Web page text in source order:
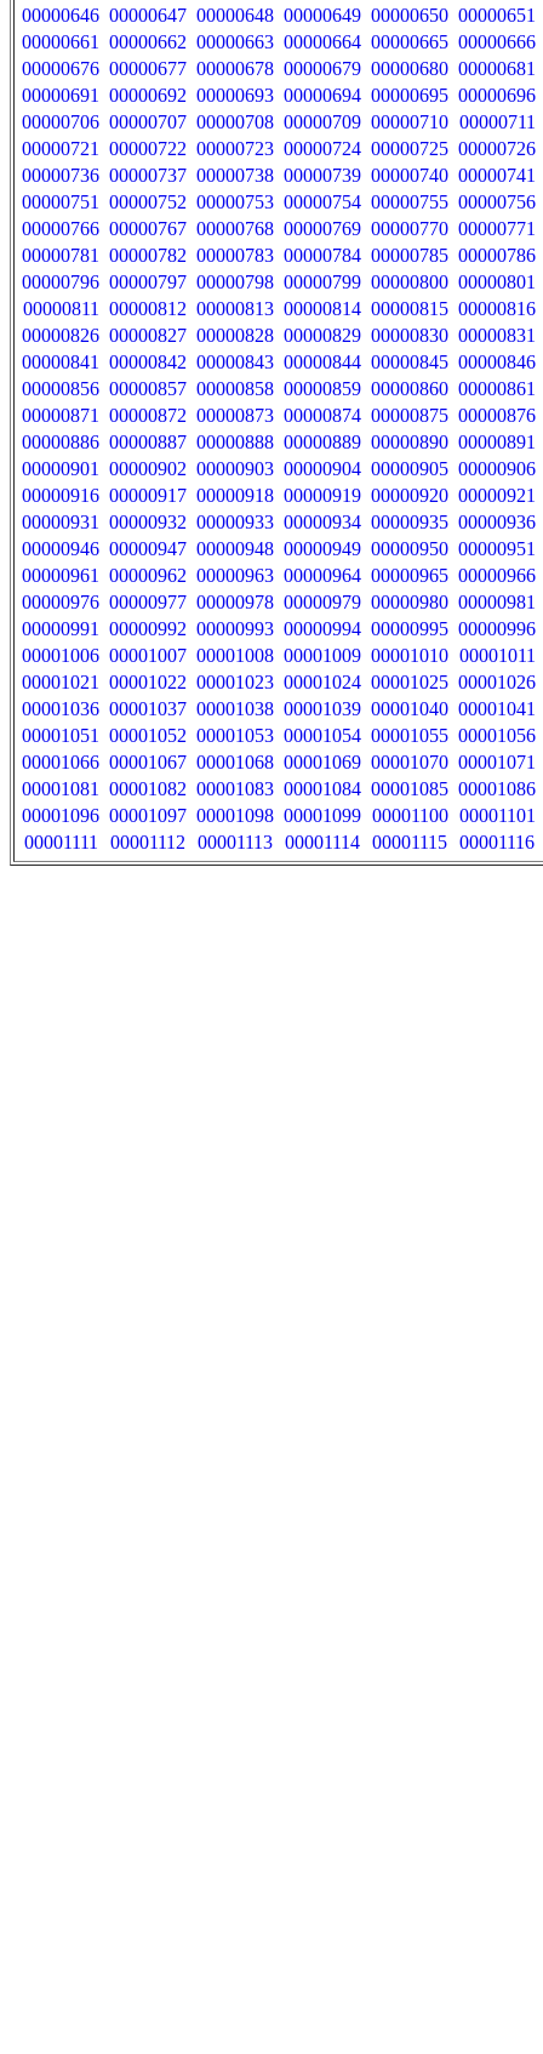
00000646 00000647 00000648 00000649 00000650 00000651
00000661
00000662 00000663 00000664 00000665 00000666
00000676 00000677 00000678 00000679 00000680 00000681
00000691
00000692 00000693 00000694 00000695 00000696
00000706 00000707 00000708 00000709 00000710 00000711
00000721
00000722 00000723 00000724 00000725 00000726
00000736 00000737 00000738 00000739 00000740 00000741
00000751
00000752 00000753 00000754 00000755 00000756
00000766 00000767 00000768 00000769 00000770 00000771
00000781
00000782 00000783 00000784 00000785 00000786
00000796 00000797 00000798 00000799 00000800 00000801
00000811
00000812 00000813 00000814 00000815 00000816
00000826 00000827 00000828 00000829 00000830 00000831
00000841
00000842 00000843 00000844 00000845 00000846
00000856 00000857 00000858 00000859 00000860 00000861
00000871
00000872 00000873 00000874 00000875 00000876
00000886 00000887 00000888 00000889 00000890 00000891
00000901
00000902 00000903 00000904 00000905 00000906
00000916 00000917 00000918 00000919 00000920 00000921
00000931
00000932 00000933 00000934 00000935 00000936
00000946 00000947 00000948 00000949 00000950 00000951
00000961
00000962 00000963 00000964 00000965 00000966
00000976 00000977 00000978 00000979 00000980 00000981
00000991
00000992 00000993 00000994 00000995 00000996
00001006 00001007 00001008 00001009 00001010 00001011
00001021
00001022 00001023 00001024 00001025 00001026
00001036 00001037 00001038 00001039 00001040 00001041
00001051
00001052 00001053 00001054 00001055 00001056
00001066 00001067 00001068 00001069 00001070 00001071
00001081
00001082 00001083 00001084 00001085 00001086
00001096 00001097 00001098 00001099 00001100 00001101
00001111
00001112 00001113 00001114 00001115 00001116